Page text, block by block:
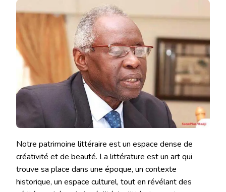
KANE
OU
LA
MÉMOIRE
DENSE
DE
BEAUTÉ
Notre patrimoine littéraire est un espace dense de
créativité et de beauté. La littérature est un art qui
trouve sa place dans une époque, un contexte
historique, un espace culturel, tout en révélant des